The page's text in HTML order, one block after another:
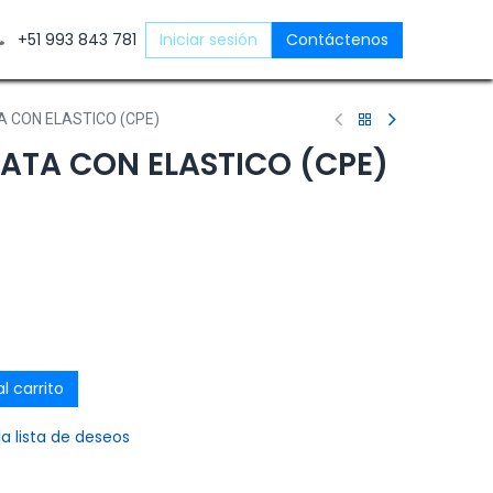
+51 993 843 781 Iniciar sesión Contáctenos
CON ELASTICO (CPE)
CON ELASTICO (CPE)
carrito
lista de deseos